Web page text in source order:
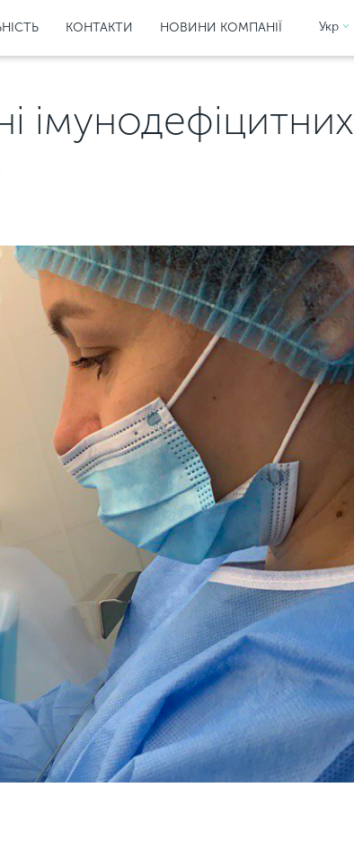
КОНТАКТИ НОВИНИ КОМПАНІЇ Укр
імунодефіцитних